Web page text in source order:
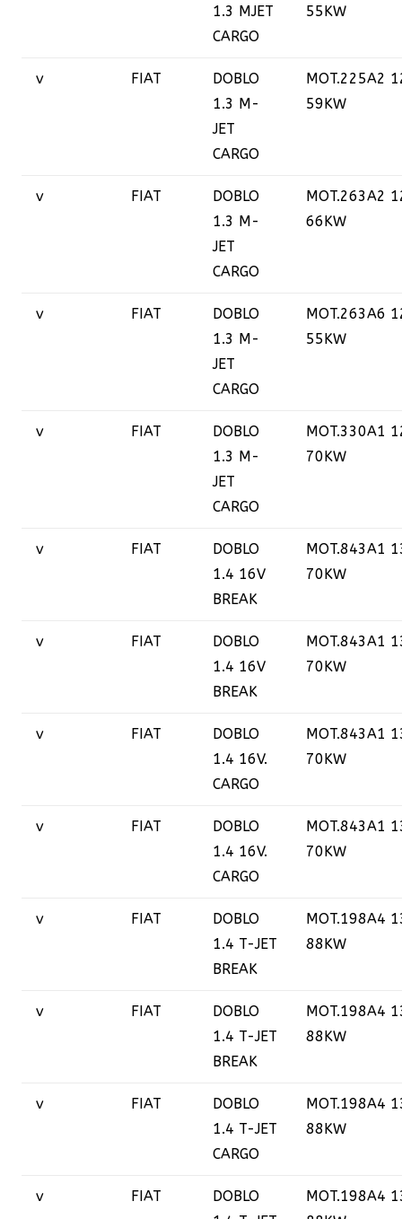
1.3 MJET
CARGO
55KW
v FIAT
DOBLO
1.3 M-
JET
CARGO
MOT.225A2
59KW
v FIAT
DOBLO
1.3 M-
JET
CARGO
MOT.263A2
66KW
v FIAT
DOBLO
1.3 M-
JET
CARGO
MOT.263A6
55KW
v FIAT
DOBLO
1.3 M-
JET
CARGO
MOT.330A1
70KW
v FIAT
DOBLO
1.4 16V
BREAK
MOT.843A1
70KW
v FIAT
DOBLO
1.4 16V
BREAK
MOT.843A1
70KW
v FIAT
DOBLO
1.4 16V.
CARGO
MOT.843A1
70KW
v FIAT
DOBLO
1.4 16V.
CARGO
MOT.843A1
70KW
v FIAT
DOBLO
1.4 T-JET
BREAK
MOT.198A4
88KW
v FIAT
DOBLO
1.4 T-JET
BREAK
MOT.198A4
88KW
v FIAT
DOBLO
1.4 T-JET
CARGO
MOT.198A4
88KW
v FIAT
DOBLO
MOT.198A4